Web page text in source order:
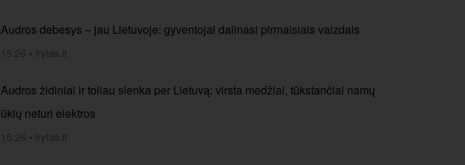
Audros debesys – jau Lietuvoje: gyventojai dalinasi pirmaisiais vaizdais
15:26 • lrytas.lt
Audros židiniai ir toliau slenka per Lietuvą: virsta medžiai, tūkstančiai namų
ūkių neturi elektros
15:26 • lrytas.lt